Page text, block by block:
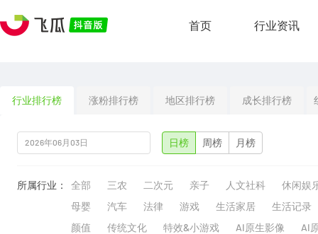
首页 行业资讯
行业排行榜 涨粉排行榜 地区排行榜 成长排行榜
日榜 周榜 月榜
所属行业： 全部 三农 二次元 亲子 人文社科
休闲娱
母婴
汽车 法律 游戏 生活家居
生活记录
颜值
传统文化 特效&小游戏 AI原生影像 AI